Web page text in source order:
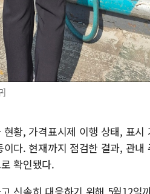
]
황, 가격표시제 이행 상태, 표
다. 현재까지 점검한 결과, 관
확인됐다.